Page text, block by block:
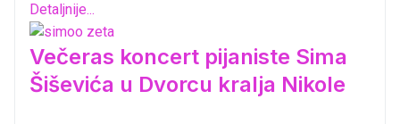
Detaljnije...
Večeras koncert pijaniste Sima
Šiševića u Dvorcu kralja Nikole